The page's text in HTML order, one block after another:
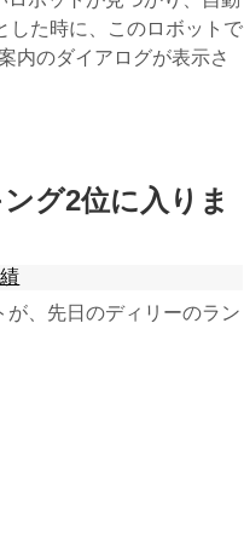
した時に、このロボットで
内のダイアログが表示さ
グ2位に入りま
、先日のディリーのラン